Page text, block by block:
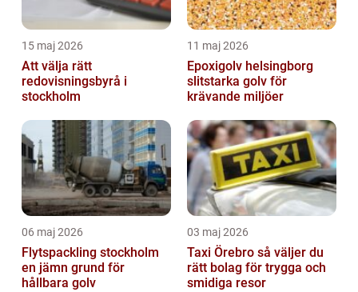
15 maj 2026
Att välja rätt
redovisningsbyrå i
stockholm
11 maj 2026
Epoxigolv helsingborg
slitstarka golv för
krävande miljöer
06 maj 2026
Flytspackling stockholm
en jämn grund för
hållbara golv
03 maj 2026
Taxi Örebro så väljer du
rätt bolag för trygga och
smidiga resor